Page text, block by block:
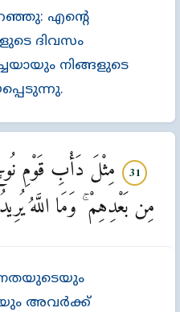
എന്‍റെ
ദിവസം
നിങ്ങളുടെ
അവര്‍ക്ക്‌
31
مِثْلَ دَأْبِ قَوْمِ
مِن بَعْدِهِمْ ۚ وَمَا اللَّهُ